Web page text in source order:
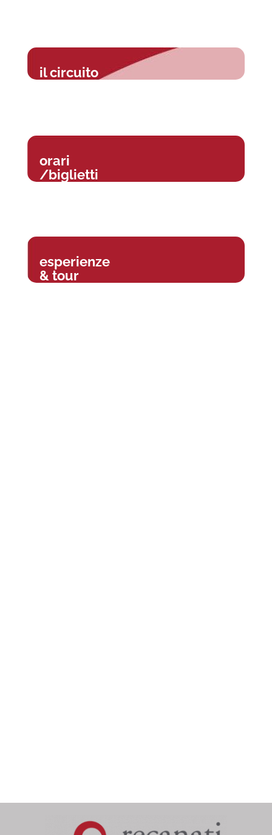
il circuito
orari
/biglietti
esperienze
& tour